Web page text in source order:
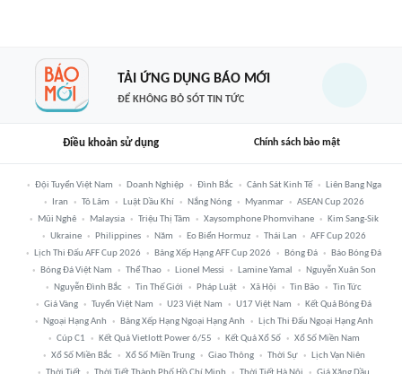
TẢI ỨNG DỤNG BÁO MỚI
ĐỂ KHÔNG BỎ SÓT TIN TỨC
Điều khoản sử dụng Chính sách bảo mật
Đội Tuyển Việt Nam Doanh Nghiệp Đình Bắc Cảnh Sát Kinh Tế
Liên Bang Nga
Iran
Tô Lâm Luật Dầu Khí Nắng Nóng Myanmar
ASEAN Cup 2026
Mũi Nghê
Malaysia Triệu Thị Tâm Xaysomphone Phomvihane
Kim Sang-Sik
Ukraine
Philippines Năm Eo Biển Hormuz Thái Lan
AFF Cup 2026
Lịch Thi Đấu AFF Cup 2026
Bảng Xếp Hạng AFF Cup 2026 Bóng Đá
Báo Bóng Đá
Bóng Đá Việt Nam
Thể Thao Lionel Messi Lamine Yamal
Nguyễn Xuân Son
Nguyễn Đình Bắc
Tin Thế Giới Pháp Luật Xã Hội Tin Bão
Tin Tức
Giá Vàng
Tuyển Việt Nam U23 Việt Nam U17 Việt Nam
Kết Quả Bóng Đá
Ngoại Hạng Anh
Bảng Xếp Hạng Ngoại Hạng Anh
Lịch Thi Đấu Ngoại Hạng Anh
Cúp C1
Kết Quả Vietlott Power 6/55 Kết Quả Xổ Số
Xổ Số Miền Nam
Xổ Số Miền Bắc
Xổ Số Miền Trung Giao Thông Thời Sự
Lịch Vạn Niên
Thời Tiết
Thời Tiết Thành Phố Hồ Chí Minh Thời Tiết Hà Nội Giá Xăng Dầu